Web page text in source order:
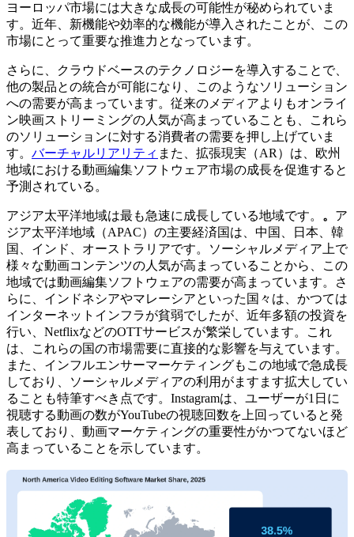
ヨーロッパ市場には大きな成長の可能性が秘められていま
す。近年、新機能や効率的な機能が導入されたことが、この
市場にとって重要な推進力となっています。
さらに、クラウドベースのテクノロジーを導入することで、
他の製品との統合が可能になり、このようなソリューション
への需要が高まっています。従来のメディアよりもオンライ
ン映画ストリーミングの人気が高まっていることも、これら
のソリューションに対する消費者の需要を押し上げていま
す。 バーチャルリアリティ また、拡張現実（AR）は、欧州
地域における動画編集ソフトウェア市場の成長を促進すると
予測されている。
アジア太平洋地域は最も急速に成長している地域です。 。 ア
ジア太平洋地域（APAC）の主要経済国は、中国、日本、韓
国、インド、オーストラリアです。ソーシャルメディア上で
様々な動画コンテンツの人気が高まっていることから、この
地域では動画編集ソフトウェアの需要が高まっています。さ
らに、インドネシアやマレーシアといった国々は、かつては
インターネットインフラが貧弱でしたが、近年多額の投資を
行い、NetflixなどのOTTサービスが繁栄しています。これ
は、これらの国の市場需要に直接的な影響を与えています。
また、インフルエンサーマーケティングもこの地域で急成長
しており、ソーシャルメディアの利用がますます拡大してい
ることも特筆すべき点です。Instagramは、ユーザーが1日に
視聴する動画の数がYouTubeの視聴回数を上回っていると発
表しており、動画マーケティングの重要性がかつてないほど
高まっていることを示しています。